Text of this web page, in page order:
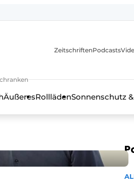
ZeitschriftenPodcasts
ÄußeresRolllädenSonnenschutz